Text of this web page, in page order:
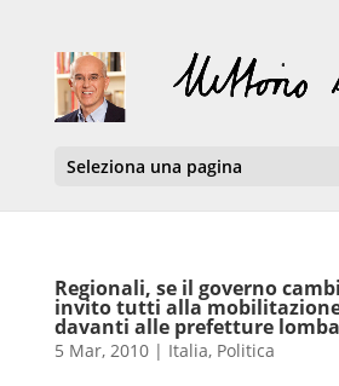
Seleziona una pagina
Regionali, se il governo
invito tutti alla
davanti alle prefetture
5 Mar, 2010| Italia, Politica